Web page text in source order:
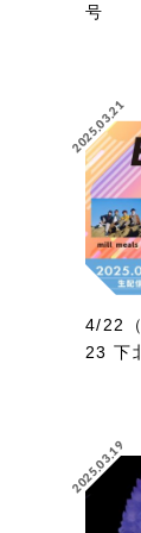
号
2025.03.21
4/22
23 下
2025.03.19